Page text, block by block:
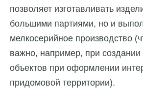
позволяет изготавливать
большими партиями, но и
мелкосерийное производство
важно, например, при создании
объектов при оформлении
придомовой территории).